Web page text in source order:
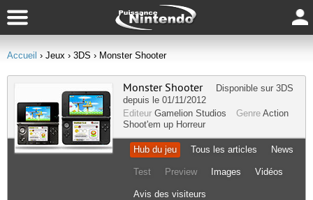
Accueil › Jeux › 3DS › Monster Shooter
Monster Shooter Disponible sur 3DS
depuis le 01/11/2012
Editeur Gamelion Studios Genre Action
Shoot'em up Horreur
Hub du jeu Tous les articles News
Test Preview Images Vidéos
Avis des visiteurs